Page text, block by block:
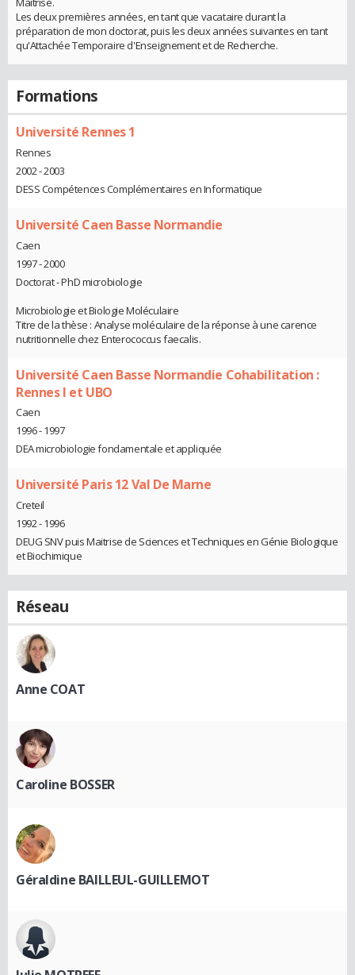
Les deux premières années, en tant que vacataire durant la
préparation de mon doctorat, puis les deux années suivantes en tant
qu'Attachée Temporaire d'Enseignement et de Recherche.
Formations
Université Rennes 1
Rennes
2002 - 2003
DESS Compétences Complémentaires en Informatique
Université Caen Basse Normandie
Caen
1997 - 2000
Doctorat - PhD microbiologie
Microbiologie et Biologie Moléculaire
Titre de la thèse : Analyse moléculaire de la réponse à une carence
nutritionnelle chez Enterococcus faecalis.
Université Caen Basse Normandie Cohabilitation :
Rennes I et UBO
Caen
1996 - 1997
DEA microbiologie fondamentale et appliquée
Université Paris 12 Val De Marne
Creteil
1992 - 1996
DEUG SNV puis Maitrise de Sciences et Techniques en Génie Biologique
et Biochimique
Réseau
Anne COAT
Caroline BOSSER
Géraldine BAILLEUL-GUILLEMOT